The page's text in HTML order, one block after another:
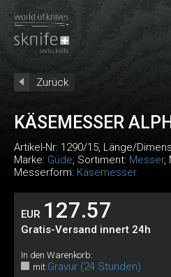
Zurück
KÄSEMESSER
Artikel-Nr: 1290/15, Länge/
Marke: Güde, Sortiment: Messer,
Messerform: Käsemesser
EUR 127.57
Gratis-Versand innert 24h
In den Warenkorb:
mit Gravur (24 Stunden)